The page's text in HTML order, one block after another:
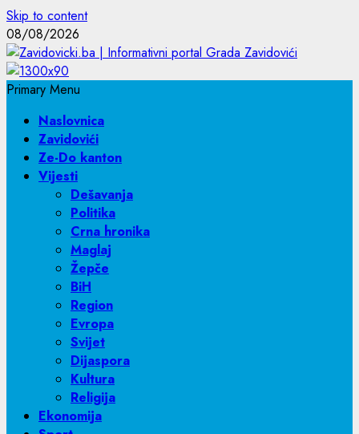
Skip to content
08/08/2026
Primary Menu
Naslovnica
Zavidovići
Ze-Do kanton
Vijesti
Dešavanja
Politika
Crna hronika
Maglaj
Žepče
BiH
Region
Evropa
Svijet
Dijaspora
Kultura
Religija
Ekonomija